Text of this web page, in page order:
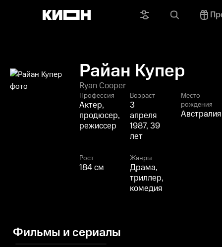
Райан Купер
Ryan Cooper
Профессия
Актер,
продюсер,
режиссер
Возраст
3
апреля
1987, 39
лет
Место
рождения
Австралия
Рост
184 см
Жанры
Драма,
триллер,
комедия
Фильмы и сериалы